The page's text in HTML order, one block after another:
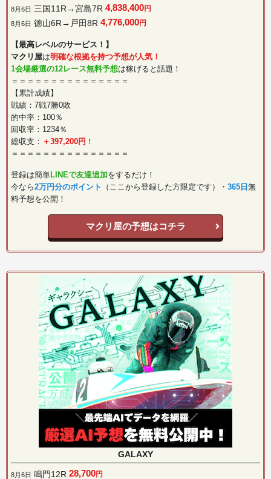
8月6日 三国11R→宮島7R 4,838,400円
8月6日 徳山6R→戸田8R 4,776,000円
【最高レベルのサービス！】
マクリ屋は明確な根拠を持つ予想が人気！
1会場厳選の12レース無料予想は稼げると話題！
＝＝＝＝＝＝＝＝＝＝＝＝＝＝＝
【累計成績】
戦績：7戦7勝0敗
的中率：100％
回収率：1234％
総収支： ＋397,200円 ！
＝＝＝＝＝＝＝＝＝＝＝＝＝＝＝
登録は簡単LINEで友達追加をするだけ！
今なら2万円分のポイント （ここから登録した方限定です）・ 365日 無
料予想を公開！
マクリ屋の予想はコチラ
GALAXY
8月6日 鳴門12R 28,700円